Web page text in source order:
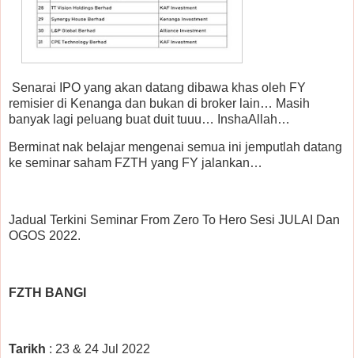
Senarai IPO yang akan datang dibawa khas oleh FY
remisier di Kenanga dan bukan di broker lain… Masih
banyak lagi peluang buat duit tuuu… InshaAllah…
Berminat nak belajar mengenai semua ini jemputlah datang
ke seminar saham FZTH yang FY jalankan…
Jadual Terkini Seminar From Zero To Hero Sesi JULAI Dan
OGOS 2022.
FZTH BANGI
Tarikh : 23 & 24 Jul 2022